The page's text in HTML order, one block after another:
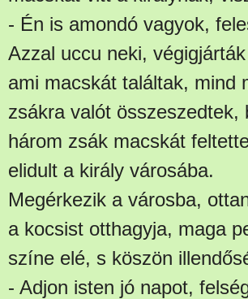
- Én is amondó vagyok,
Azzal uccu neki,
ami macskát találtak, mind
zsákra valót
három zsák macskát
elidult a király városába.
Megérkezik a városba,
a kocsist otthagyja, maga
színe elé, s köszön
- Adjon isten jó napot,